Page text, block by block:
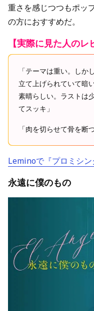
重さを感じつつもポッ
の方におすすめだ。
【実際に見た人のレ
「テーマは重い。し
立て上げられていて暗
素晴らしい。ラストは
てスッキ」
「肉を切らせて骨を断
Leminoで『プロミシ
永遠に僕のもの